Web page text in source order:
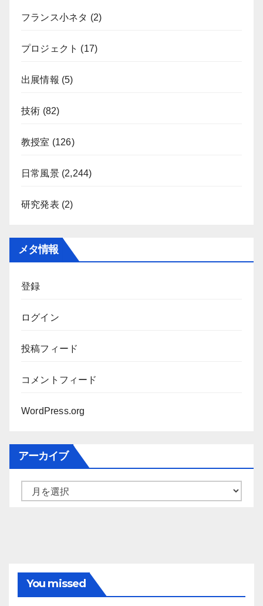
フランス小ネタ (2)
プロジェクト (17)
出展情報 (5)
技術 (82)
教授室 (126)
日常風景(2,244)
研究発表 (2)
メタ情報
登録
ログイン
投稿フィード
コメントフィード
WordPress.org
アーカイブ
You missed